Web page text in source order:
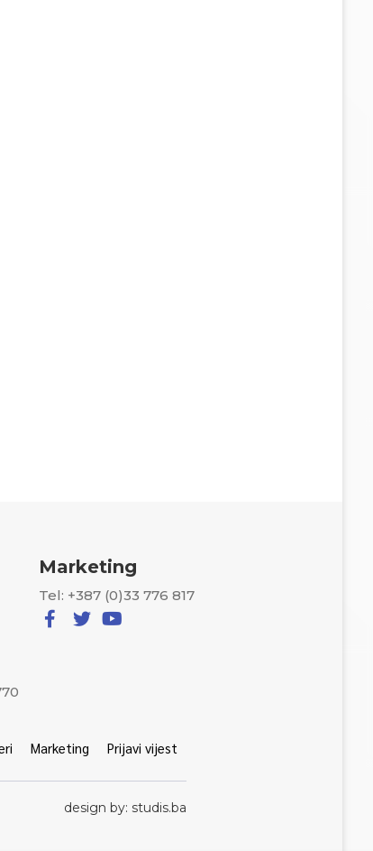
Marketing
Tel: +387 (0)33 776 817
Marketing Prijavi vijest
design by: studis.ba